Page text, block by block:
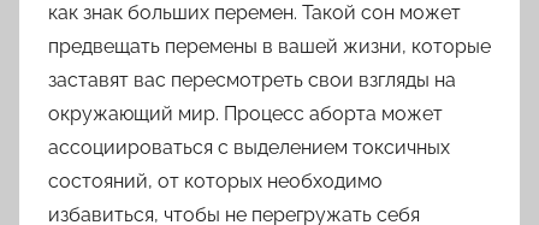
как знак больших перемен. Такой сон может
предвещать перемены в вашей жизни, которые
заставят вас пересмотреть свои взгляды на
окружающий мир. Процесс аборта может
ассоциироваться с выделением токсичных
состояний, от которых необходимо
избавиться, чтобы не перегружать себя